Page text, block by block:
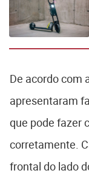
De acordo com
apresentaram
que pode fazer
corretamente.
frontal do lado